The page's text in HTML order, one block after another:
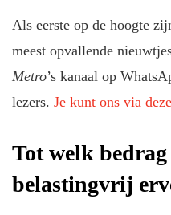
Als eerste op de hoogte
meest opvallende
Metro’s kanaal op
lezers. Je kunt ons via
Tot welk
belastingvrij